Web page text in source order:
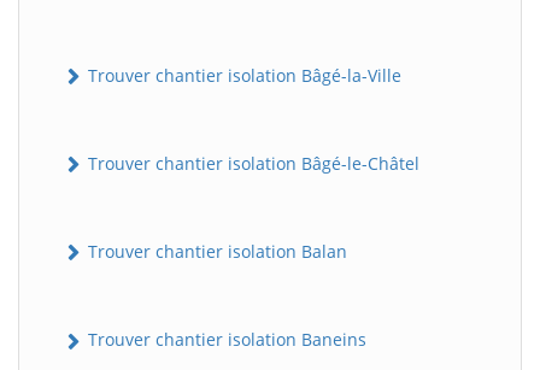
Trouver chantier isolation Bâgé-la-Ville
Trouver chantier isolation Bâgé-le-Châtel
Trouver chantier isolation Balan
Trouver chantier isolation Baneins